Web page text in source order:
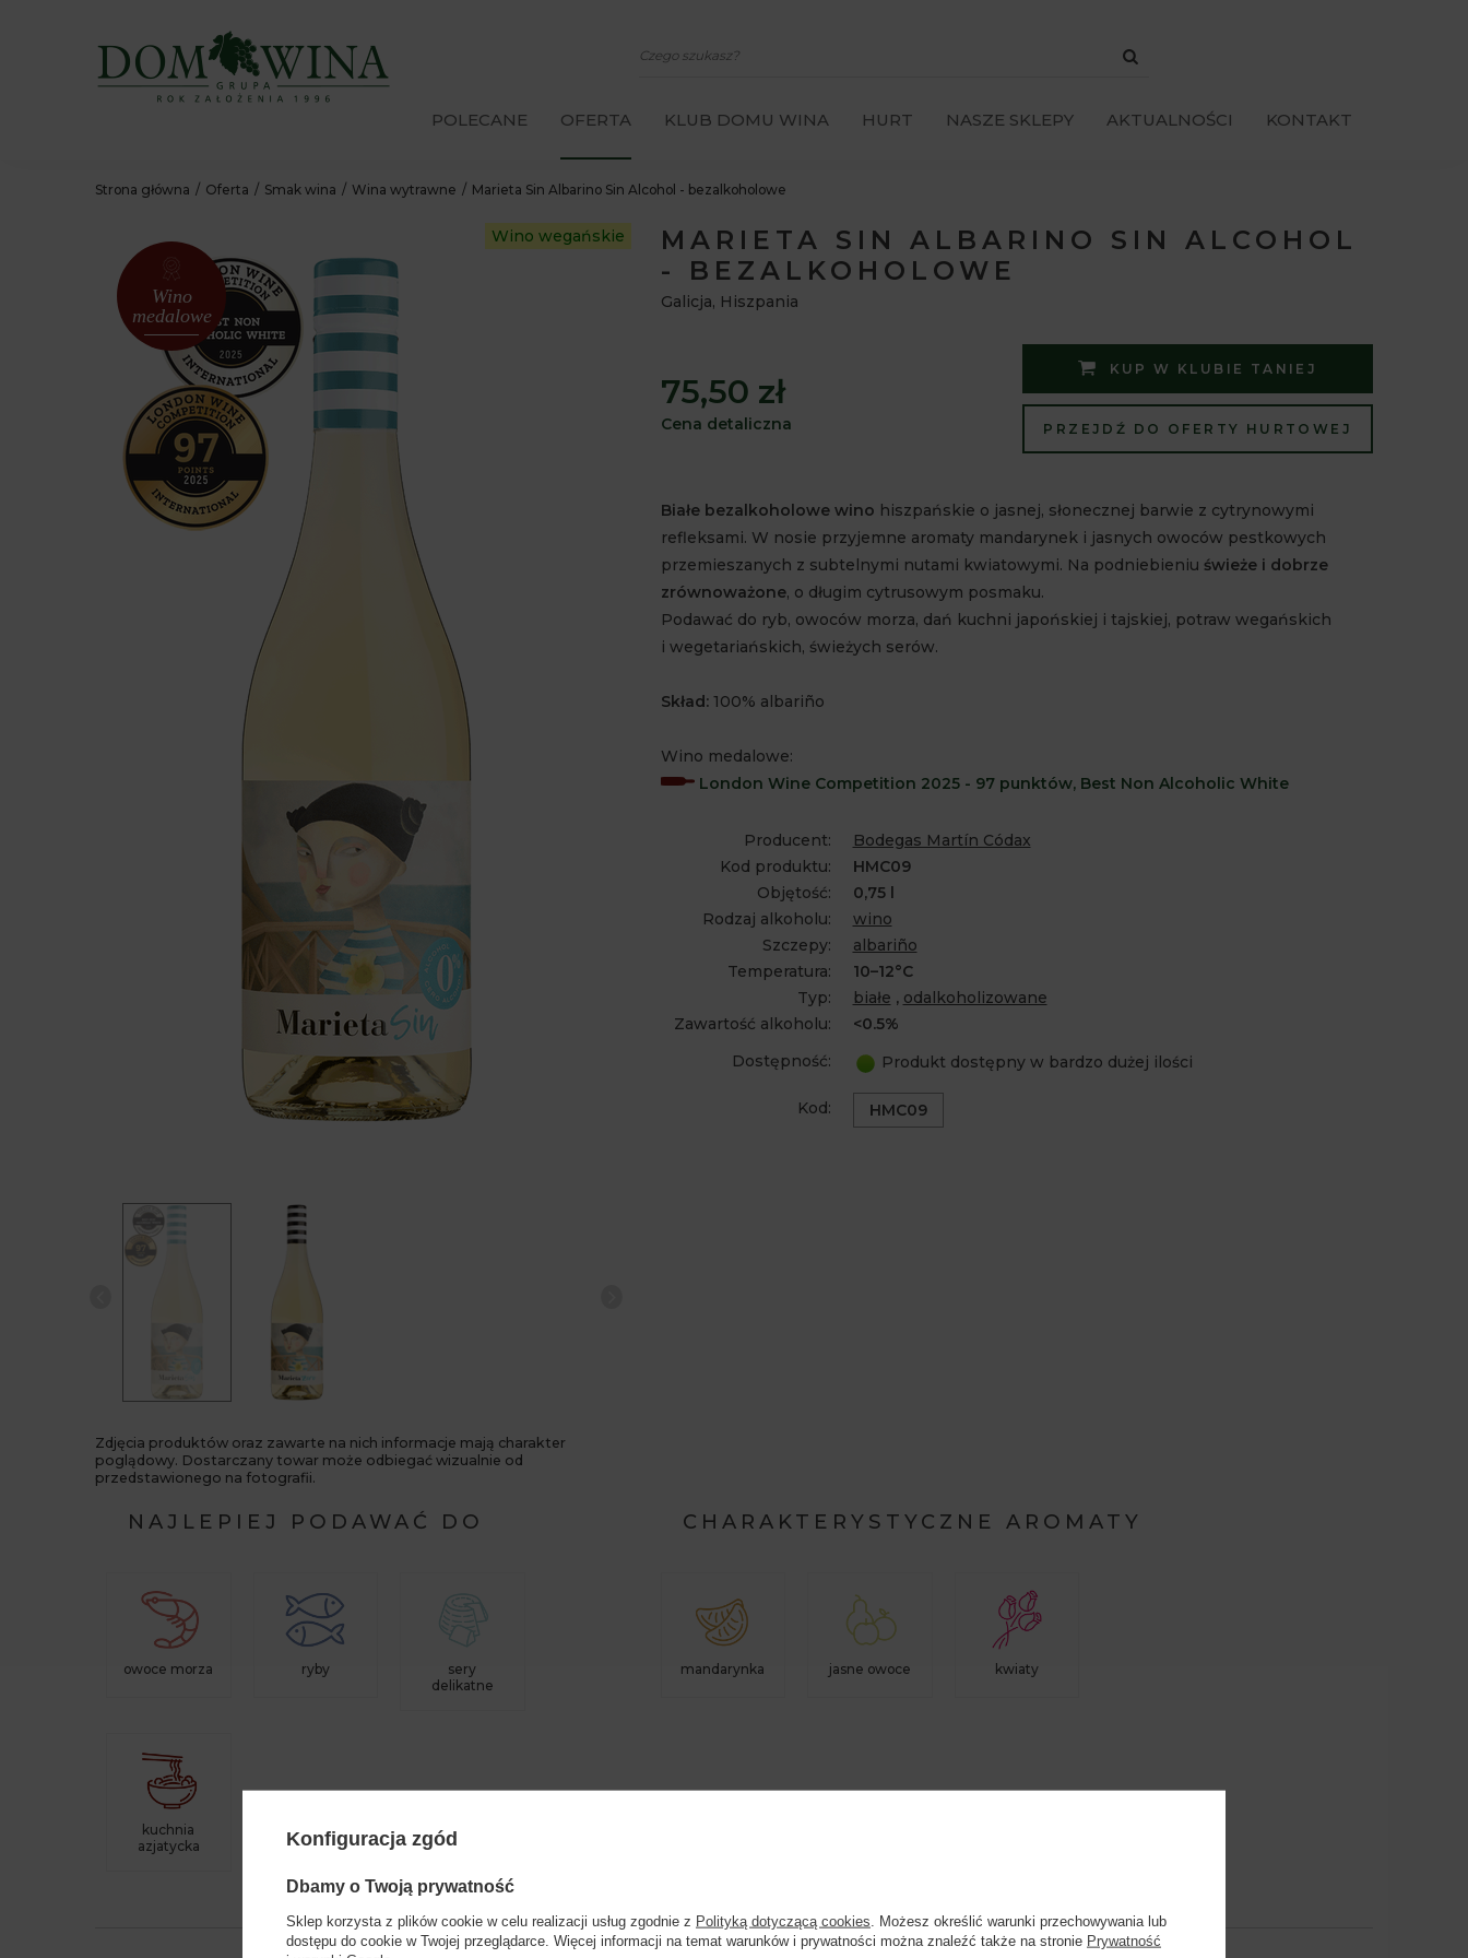
POLECANE OFERTA KLUB DOMU WINA HURT NASZE SKLEPY AKTUALNOŚCI KONTAKT
Strona główna Oferta Smak wina Wina wytrawne Marieta Sin Albarino Sin Alcohol - bezalkoholowe
MARIETA SIN ALBARINO SIN ALCOHOL
- BEZALKOHOLOWE
Galicja, Hiszpania
Wino
medalowe
Wino wegańskie
Zdjęcia produktów oraz zawarte na nich informacje mają charakter
poglądowy. Dostarczany towar może odbiegać wizualnie od
przedstawionego na fotografii.
75,50 zł
Cena detaliczna
KUP W KLUBIE TANIEJ
PRZEJDŹ DO OFERTY HURTOWEJ
Białe bezalkoholowe wino hiszpańskie o jasnej, słonecznej barwie z cytrynowymi
refleksami. W nosie przyjemne aromaty mandarynek i jasnych owoców pestkowych
przemieszanych z subtelnymi nutami kwiatowymi. Na podniebieniu świeże i dobrze
zrównoważone, o długim cytrusowym posmaku.
Podawać do ryb, owoców morza, dań kuchni japońskiej i tajskiej, potraw wegańskich
i wegetariańskich, świeżych serów.
Skład:100% albariño
Wino medalowe:
London Wine Competition 2025 - 97 punktów, Best Non Alcoholic White
Producent:
Bodegas Martín Códax
Kod produktu:
HMC09
Objętość:
0,75 l
Rodzaj alkoholu:
wino
Szczepy:
albariño
Temperatura:
10–12°C
Typ:
białe , odalkoholizowane
Zawartość alkoholu:
<0.5%
Dostępność:
Produkt dostępny w bardzo dużej ilości
Kod: HMC09
NAJLEPIEJ PODAWAĆ DO
owoce morza ryby
sery
delikatne
kuchnia
azjatycka
CHARAKTERYSTYCZNE AROMATY
mandarynka jasne owoce kwiaty
Konfiguracja zgód
Dbamy o Twoją prywatność
Sklep korzysta z plików cookie w celu realizacji usług zgodnie z Polityką dotyczącą cookies . Możesz określić warunki przechowywania lub
dostępu do cookie w Twojej przeglądarce. Więcej informacji na temat warunków i prywatności można znaleźć także na stronie Prywatność